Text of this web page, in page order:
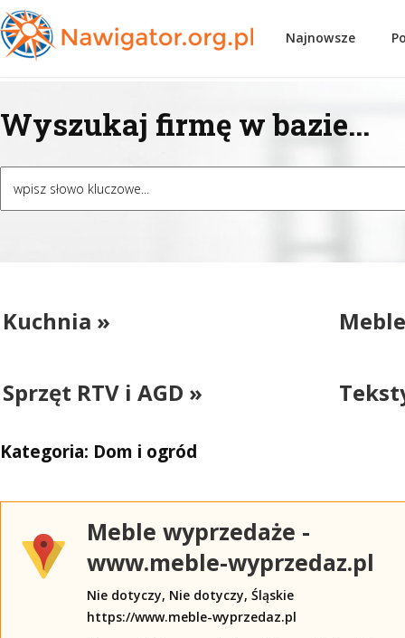
Najnowsze
Wyszukaj firmę w bazie...
Kuchnia »
Sprzęt RTV i AGD »
Kategoria: Dom i ogród
Meble wyprzedaże -
www.meble-wyprzedaz.pl
Nie dotyczy, Nie dotyczy, Śląskie
https://www.meble-wyprzedaz.pl